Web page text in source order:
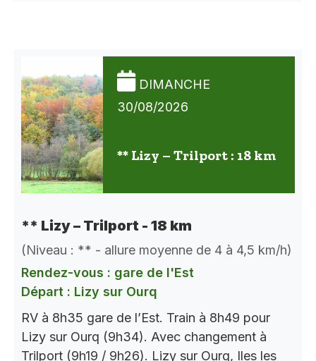
DIMANCHE
30/08/2026
** Lizy – Trilport : 18 km
** Lizy – Trilport - 18 km
(Niveau : ** - allure moyenne de 4 à 4,5 km/h)
Rendez-vous : gare de l'Est
Départ : Lizy sur Ourq
RV à 8h35 gare de l’Est. Train à 8h49 pour
Lizy sur Ourq (9h34). Avec changement à
Trilport (9h19 / 9h26). Lizy sur Ourq, Iles les